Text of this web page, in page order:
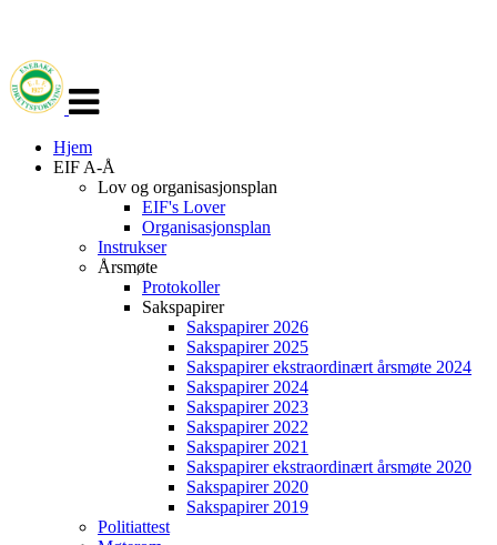
navigasjon
Hjem
EIF A-Å
Lov og organisasjonsplan
EIF's Lover
Organisasjonsplan
Instrukser
Årsmøte
Protokoller
Sakspapirer
Sakspapirer 2026
Sakspapirer 2025
Sakspapirer ekstraordinært årsmøte 2024
Sakspapirer 2024
Sakspapirer 2023
Sakspapirer 2022
Sakspapirer 2021
Sakspapirer ekstraordinært årsmøte 2020
Sakspapirer 2020
Sakspapirer 2019
Politiattest